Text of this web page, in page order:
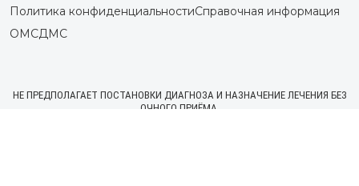
Политика конфиденциальностиСправочная информация
ОМСДМС
НЕ ПРЕДПОЛАГАЕТ ПОСТАНОВКИ ДИАГНОЗА И НАЗНАЧЕНИЕ ЛЕЧЕНИЯ БЕЗ
ОЧНОГО ПРИЁМА.